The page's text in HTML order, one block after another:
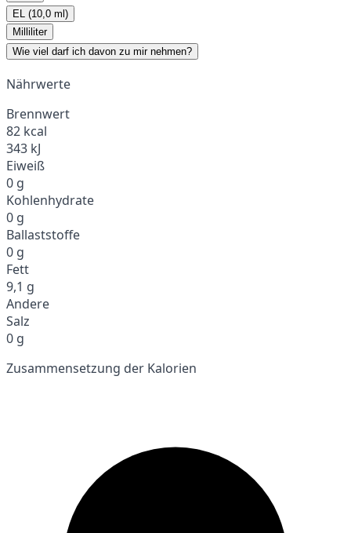
EL (10,0 ml)
Milliliter
Wie viel darf ich davon zu mir nehmen?
Nährwerte
Brennwert
82 kcal
343 kJ
Eiweiß
0 g
Kohlenhydrate
0 g
Ballaststoffe
0 g
Fett
9,1 g
Andere
Salz
0 g
Zusammensetzung der Kalorien